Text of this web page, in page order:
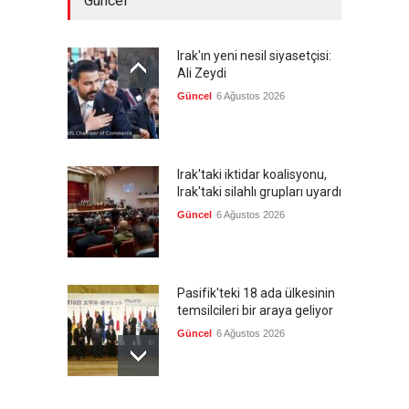
Irak'ın yeni nesil siyasetçisi:
Ali Zeydi
Güncel 6 Ağustos 2026
Irak'taki iktidar koalisyonu,
Irak'taki silahlı grupları uyardı
Güncel 6 Ağustos 2026
Pasifik'teki 18 ada ülkesinin
temsilcileri bir araya geliyor
Güncel 6 Ağustos 2026